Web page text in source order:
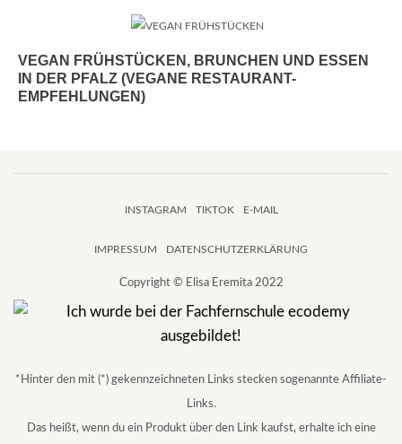
VEGAN FRÜHSTÜCKEN, BRUNCHEN UND ESSEN
IN DER PFALZ (VEGANE RESTAURANT-
EMPFEHLUNGEN)
INSTAGRAM TIKTOK E-MAIL
IMPRESSUM DATENSCHUTZERKLÄRUNG
Copyright © Elisa Eremita 2022
*Hinter den mit (*) gekennzeichneten Links stecken sogenannte Affiliate-
Links.
Das heißt, wenn du ein Produkt über den Link kaufst, erhalte ich eine